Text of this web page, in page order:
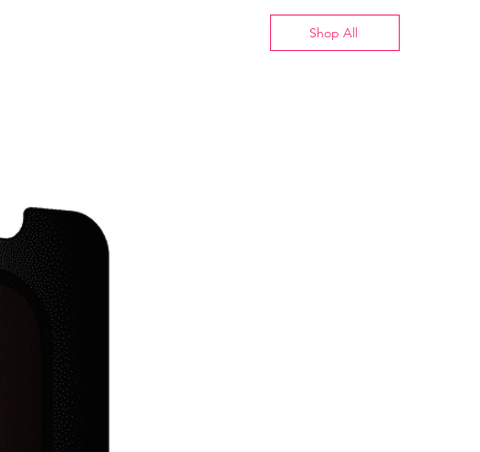
Shop All